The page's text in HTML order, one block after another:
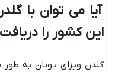
آیا می توان با
این کشور را
گلدن ویزای یونان به